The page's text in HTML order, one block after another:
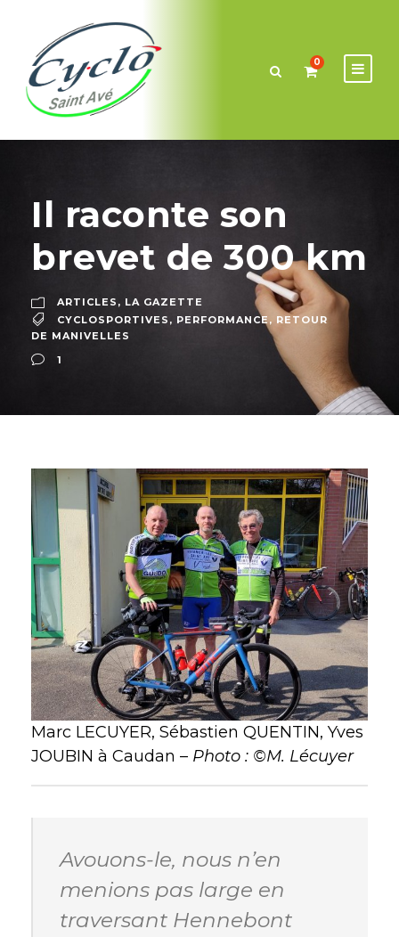
0
Il raconte son
brevet de 300 km
ARTICLES , LA GAZETTE
CYCLOSPORTIVES , PERFORMANCE , RETOUR
DE MANIVELLES
1
Marc LECUYER, Sébastien QUENTIN, Yves
JOUBIN à Caudan – Photo : ©M. Lécuyer
Avouons-le, nous n’en
menions pas large en
traversant Hennebont